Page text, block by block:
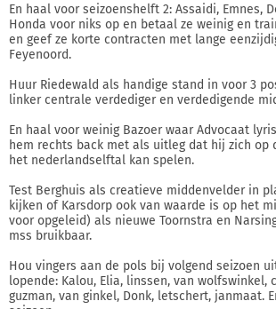
En haal voor seizoenshelft 2: Assaidi, Emnes,
Honda voor niks op en betaal ze weinig en
en geef ze korte contracten met lange
Feyenoord.
Huur Riedewald als handige stand in voor 3
linker centrale verdediger en verdedigende
En haal voor weinig Bazoer waar Advocaat
hem rechts back met als uitleg dat hij zich op
het nederlandselftal kan spelen.
Test Berghuis als creatieve middenvelder in
kijken of Karsdorp ook van waarde is op het
voor opgeleid) als nieuwe Toornstra en
mss bruikbaar.
Hou vingers aan de pols bij volgend seizoen
lopende: Kalou, Elia, linssen, van wolfswinkel,
guzman, van ginkel, Donk, letschert, janmaat.